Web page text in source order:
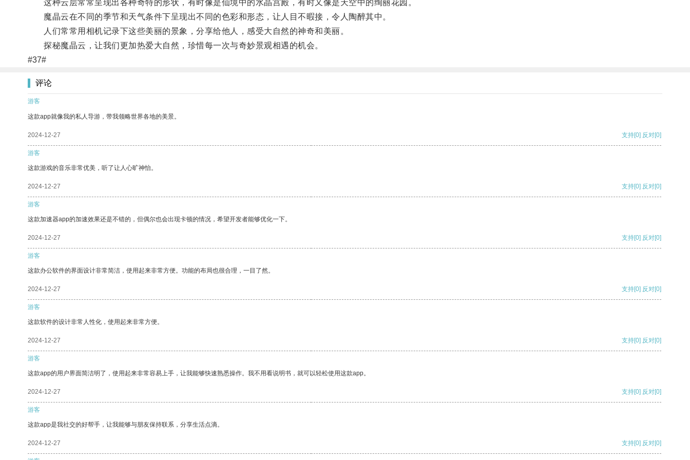
这种云层常常呈现出各种奇特的形状，有时像是仙境中的水晶宫殿，有时又像是天空中的绚丽花园。
魔晶云在不同的季节和天气条件下呈现出不同的色彩和形态，让人目不暇接，令人陶醉其中。
人们常常用相机记录下这些美丽的景象，分享给他人，感受大自然的神奇和美丽。
探秘魔晶云，让我们更加热爱大自然，珍惜每一次与奇妙景观相遇的机会。
#37#
评论
游客
这款app就像我的私人导游，带我领略世界各地的美景。
2024-12-27 支持[0] 反对[0]
游客
这款游戏的音乐非常优美，听了让人心旷神怡。
2024-12-27 支持[0] 反对[0]
游客
这款加速器app的加速效果还是不错的，但偶尔也会出现卡顿的情况，希望开发者能够优化一下。
2024-12-27 支持[0] 反对[0]
游客
这款办公软件的界面设计非常简洁，使用起来非常方便。功能的布局也很合理，一目了然。
2024-12-27 支持[0] 反对[0]
游客
这款软件的设计非常人性化，使用起来非常方便。
2024-12-27 支持[0] 反对[0]
游客
这款app的用户界面简洁明了，使用起来非常容易上手，让我能够快速熟悉操作。我不用看说明书，就可以轻松使用这款app。
2024-12-27 支持[0] 反对[0]
游客
这款app是我社交的好帮手，让我能够与朋友保持联系，分享生活点滴。
2024-12-27 支持[0] 反对[0]